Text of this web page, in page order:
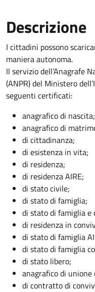
Descrizione
I cittadini possono
maniera autonoma.
Il servizio dell’Anagrafe
(ANPR) del Ministero
seguenti certificati:
anagrafico di nascita;
anagrafico di
di cittadinanza;
di esistenza in vita;
di residenza;
di residenza AIRE;
di stato civile;
di stato di famiglia;
di stato di famiglia e
di residenza in
di stato di famiglia
di stato di famiglia
di stato libero;
anagrafico di unione
di contratto di